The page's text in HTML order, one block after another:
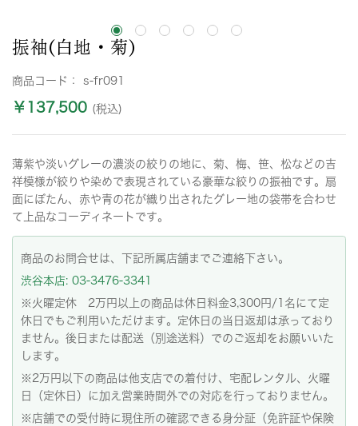
振袖(白地・菊)
商品コード： s-fr091
￥137,500 (税込)
薄紫や淡いグレーの濃淡の絞りの地に、菊、梅、笹、松などの吉
祥模様が絞りや染めで表現されている豪華な絞りの振袖です。扇
面にぼたん、赤や青の花が織り出されたグレー地の袋帯を合わせ
て上品なコーディネートです。
商品のお問合せは、下記所属店舗までご連絡下さい。
渋谷本店: 03-3476-3341
※火曜定休 2万円以上の商品は休日料金3,300円/1名にて定
休日でもご利用いただけます。定休日の当日返却は承っており
ません。後日または配送（別途送料）でのご返却をお願いいた
します。
※2万円以下の商品は他支店での着付け、宅配レンタル、火曜
日（定休日）に加え営業時間外での対応を行っておりません。
※店舗での受付時に現住所の確認できる身分証（免許証や保険